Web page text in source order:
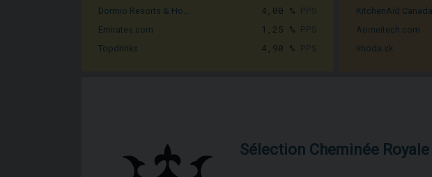
Dormio Resorts & Ho... 4,00 %
Emirates.com 1,25 %
Topdrinks 4,90 %
KitchenAid Canada
Aomeitech.com
Imoda.sk
Sélection Cheminée Royale